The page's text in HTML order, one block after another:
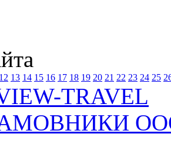
12 13 14 15 16 17 18 19 20 21 22 23 24 25
TRAVEL